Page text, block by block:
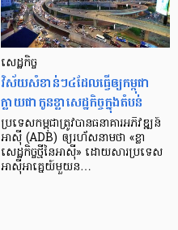
សេដ្ឋកិច្ច​
វិស័យ​សំខាន់ៗ​៤​ដែល​ធ្វើ​ឲ្យ​កម្ពុជា​
ក្លាយ​ជា​កូន​ខ្លា​សេដ្ឋកិច្ច​ក្នុង​តំបន់
ប្រទេស​កម្ពុជា​ត្រូវ​បាន​ធនាគារ​អភិវឌ្ឍន៍​
អាស៊ី (ADB) ឲ្យ​រហ័ស​នាមថា «ខ្លា​
សេដ្ឋកិច្ច​ថ្មី​នៃ​អាស៊ី» ដោយសារ​ប្រទេស​
អាស៊ី​អាគ្នេយ៍​មួយ​ន…